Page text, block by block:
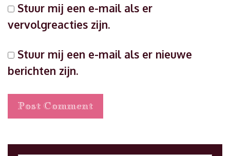
Stuur mij een e-mail als er
vervolgreacties zijn.
Stuur mij een e-mail als er nieuwe
berichten zijn.